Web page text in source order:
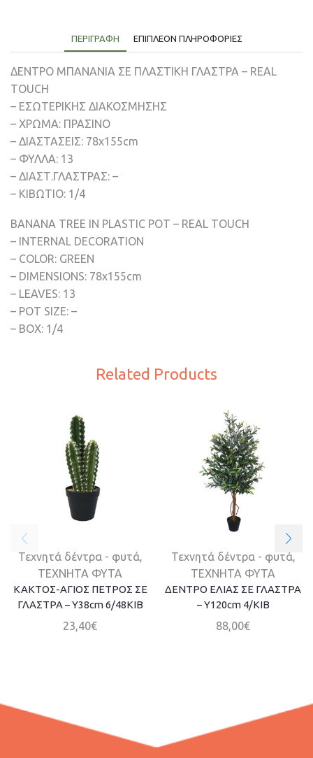
ΠΕΡΙΓΡΑΦΉ ΕΠΙΠΛΈΟΝ ΠΛΗΡΟΦΟΡΊΕΣ
ΔΕΝΤΡΟ MΠΑΝΑΝΙΑ ΣΕ ΠΛΑΣΤΙΚΗ ΓΛΑΣΤΡΑ – REAL
TOUCH
– ΕΣΩΤΕΡΙΚΗΣ ΔΙΑΚΟΣΜΗΣΗΣ
– ΧΡΩΜΑ: ΠΡΑΣΙΝΟ
– ΔΙΑΣΤΑΣΕΙΣ: 78x155cm
– ΦΥΛΛΑ: 13
– ΔΙΑΣΤ.ΓΛΑΣΤΡΑΣ: –
– ΚΙΒΩΤΙΟ: 1/4
BANANA TREE IN PLASTIC POT – REAL TOUCH
– INTERNAL DECORATION
– COLOR: GREEN
– DIMENSIONS: 78x155cm
– LEAVES: 13
– POT SIZE: –
– BOX: 1/4
Related Products
Τεχνητά δέντρα - φυτά,
ΤΕΧΝΗΤΑ ΦΥΤΑ
ΚΑΚΤΟΣ-ΑΓΙΟΣ ΠΕΤΡΟΣ ΣΕ
ΓΛΑΣΤΡΑ – Y38cm 6/48KIB
23,40€
Τεχνητά δέντρα - φυτά,
ΤΕΧΝΗΤΑ ΦΥΤΑ
ΔΕΝΤΡΟ ΕΛΙΑΣ ΣΕ ΓΛΑΣΤΡΑ
– Y120cm 4/ΚΙΒ
88,00€